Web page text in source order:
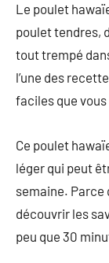
Le poulet
poulet tendres,
tout trempé
l’une des
faciles que
Ce poulet
léger qui peut
semaine. Parce
découvrir les
peu que 30